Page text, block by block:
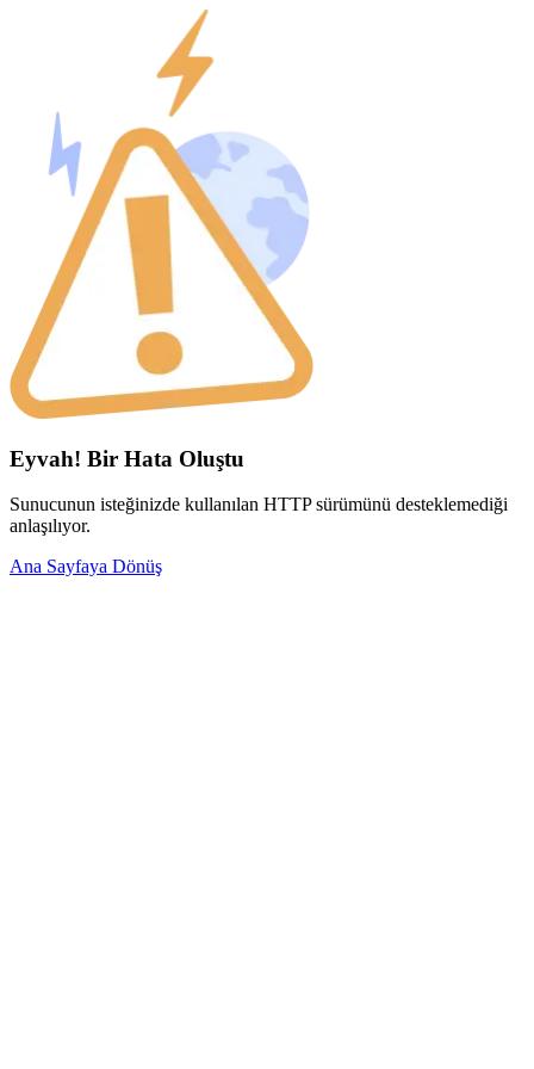
Eyvah! Bir Hata Oluştu
Sunucunun isteğinizde kullanılan HTTP sürümünü desteklemediği
anlaşılıyor.
Ana Sayfaya Dönüş